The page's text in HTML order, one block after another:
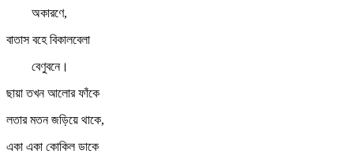
অকারণে,
বাতাস বহে বিকালবেলা
বেণুবনে।
ছায়া তখন আলোর ফাঁকে
লতার মতন জড়িয়ে থাকে,
একা একা কোকিল ডাকে